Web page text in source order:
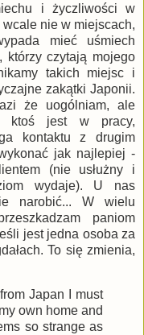
i życzliwości w
nie w miejscach,
mieć uśmiech
którzy czytają mojego
takich miejsc i
zakątki Japonii.
że uogólniam, ale
ktoś jest w pracy,
kontaktu z drugim
jak najlepiej -
(nie usłużny i
wydaje). U nas
narobić... W wielu
paniom
jest jedna osoba za
To się zmienia,
Japan I must
own home and
so strange as